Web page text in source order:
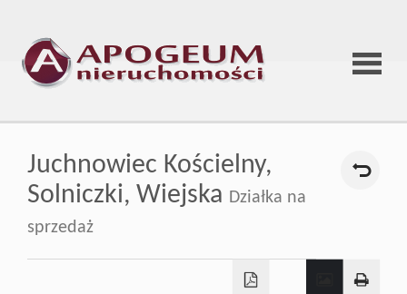
Strona
Juchnowiec Kościelny,
Solniczki, Wiejska Działka na
sprzedaż